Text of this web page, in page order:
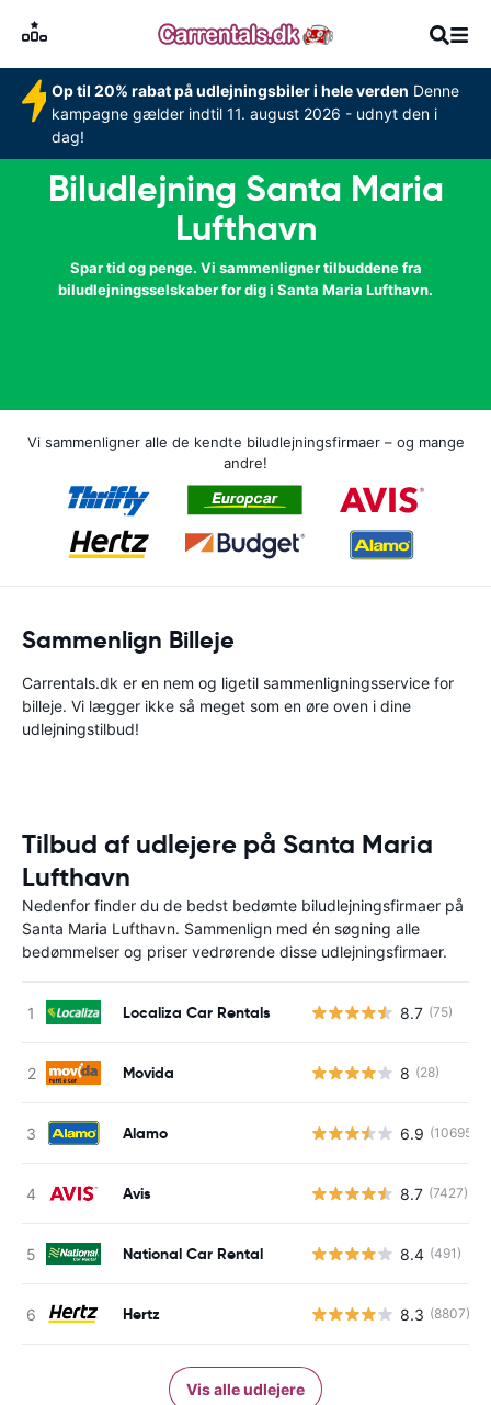
Op til 20% rabat på udlejningsbiler i hele verden Denne
kampagne gælder indtil 11. august 2026 - udnyt den i
dag!
Biludlejning Santa Maria
Lufthavn
Spar tid og penge. Vi sammenligner tilbuddene fra
biludlejningsselskaber for dig i Santa Maria Lufthavn.
Vi sammenligner alle de kendte biludlejningsfirmaer – og mange
andre!
Sammenlign Billeje
Carrentals.dk er en nem og ligetil sammenligningsservice for
billeje. Vi lægger ikke så meget som en øre oven i dine
udlejningstilbud!
Tilbud af udlejere på Santa Maria
Lufthavn
Nedenfor finder du de bedst bedømte biludlejningsfirmaer på
Santa Maria Lufthavn. Sammenlign med én søgning alle
bedømmelser og priser vedrørende disse udlejningsfirmaer.
Localiza Car Rentals 8.7 (75)
Movida 8 (28)
Alamo 6.9 (10695)
Avis 8.7 (7427)
National Car Rental 8.4 (491)
Hertz 8.3 (8807)
Vis alle udlejere